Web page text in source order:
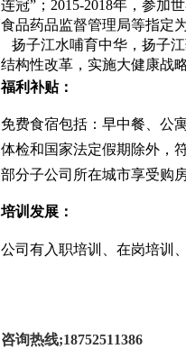
连冠”； 2015-2018年，参加
食品药品监督管理局等指定为
扬子江水哺育中华，扬子
结构性改革，实施大健康战
福利补贴：
免费食宿包括：早中餐、公
体检和国家法定假期除外，
部分子公司所在城市享受购
培训发展：
公司有入职培训、在岗培训
咨询热线;18752511386